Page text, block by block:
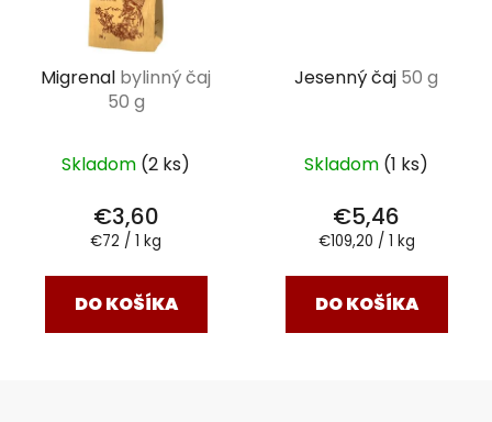
Migrenal bylinný čaj
50 g
Skladom (2 ks)
€3,60
Jednotková
€72 / 1 kg
DO KOŠÍKA
Jesenný čaj 50 g
Skladom (1 ks)
€5,46
Jednotková
€109,20 / 1 kg
DO KOŠÍKA